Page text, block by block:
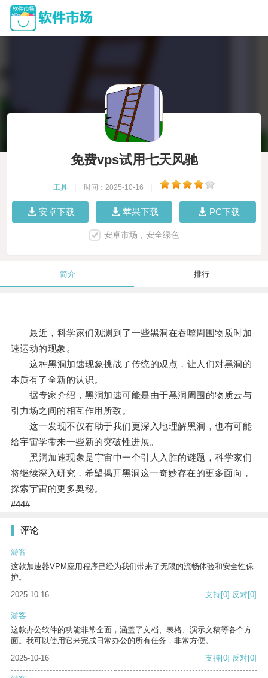
免费vps试用七天风驰
工具 时间：2025-10-16
安卓下载 苹果下载 PC下载
安卓市场，安全绿色
简介 排行
最近，科学家们观测到了一些黑洞在吞噬周围物质时加
速运动的现象。
这种黑洞加速现象挑战了传统的观点，让人们对黑洞的
本质有了全新的认识。
据专家介绍，黑洞加速可能是由于黑洞周围的物质云与
引力场之间的相互作用所致。
这一发现不仅有助于我们更深入地理解黑洞，也有可能
给宇宙学带来一些新的突破性进展。
黑洞加速现象是宇宙中一个引人入胜的谜题，科学家们
将继续深入研究，希望揭开黑洞这一奇妙存在的更多面向，
探索宇宙的更多奥秘。
#44#
评论
游客
这款加速器VPM应用程序已经为我们带来了无限的流畅体验和安全性保
护。
2025-10-16
支持[0] 反对[0]
游客
这款办公软件的功能非常全面，涵盖了文档、表格、演示文稿等各个方
面。我可以使用它来完成日常办公的所有任务，非常方便。
2025-10-16
支持[0] 反对[0]